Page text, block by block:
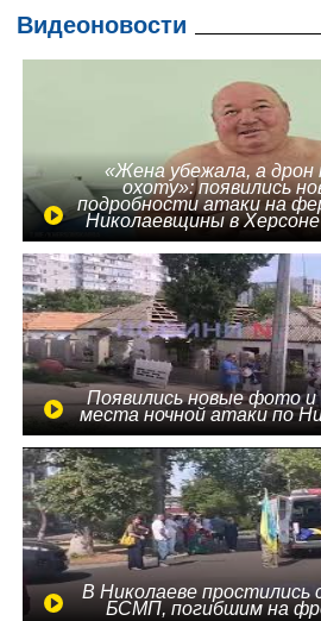
Видеоновости
«Жена убежала, а дрон
охоту»: появились
подробности атаки на
Николаевщины в Херсоне
Появились новые фото и
места ночной атаки по
В Николаеве простились
БСМП, погибшим на